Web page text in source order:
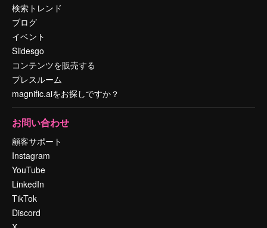
検索トレンド
ブログ
イベント
Slidesgo
コンテンツを販売する
プレスルーム
magnific.aiをお探しですか？
お問い合わせ
顧客サポート
Instagram
YouTube
LinkedIn
TikTok
Discord